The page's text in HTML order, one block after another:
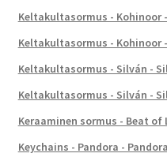
Keltakultasormus - Kohinoor
Keltakultasormus - Kohinoor
Keltakultasormus - Silván -
Keltakultasormus - Silván -
Keraaminen sormus - Beat of
Keychains - Pandora -